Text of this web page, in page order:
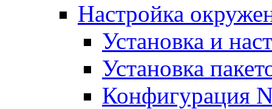
Настройка
Установка и
Установка
Конфигурация